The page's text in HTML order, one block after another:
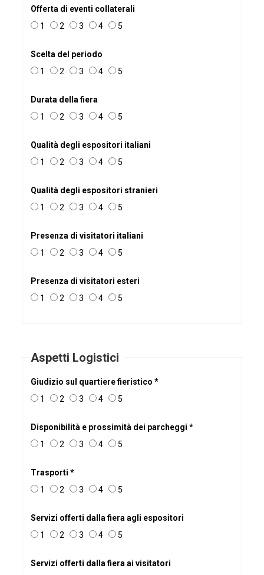
Offerta di eventi collaterali
1
2 3 4 5
Scelta del periodo
1
2 3 4 5
Durata della fiera
1
2 3 4 5
Qualità degli espositori italiani
1
2 3 4 5
Qualità degli espositori stranieri
1
2 3 4 5
Presenza di visitatori italiani
1
2 3 4 5
Presenza di visitatori esteri
1
2 3 4 5
Aspetti Logistici
Giudizio sul quartiere fieristico *
1
2 3 4 5
Disponibilità e prossimità dei parcheggi *
1
2 3 4 5
Trasporti *
1
2 3 4 5
Servizi offerti dalla fiera agli espositori
1
2 3 4 5
Servizi offerti dalla fiera ai visitatori